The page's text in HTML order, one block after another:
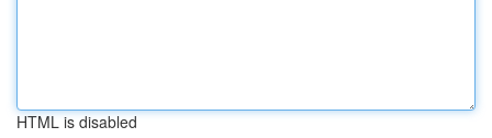
HTML is disabled